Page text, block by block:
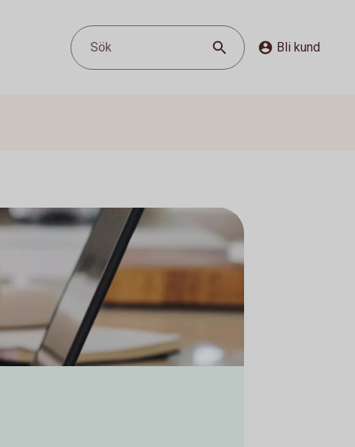
Sök Bli kund